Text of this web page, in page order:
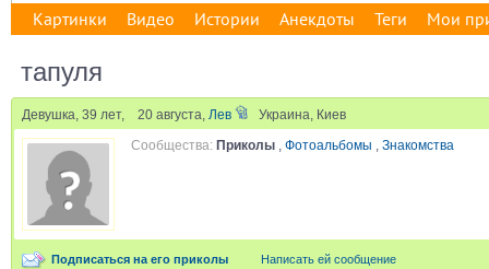
Картинки Видео Истории Анекдоты Теги Мои
тапуля
Девушка, 39 лет, 20 августа, Лев
Украина, Киев
Сообщества: Приколы , Фотоальбомы , Знакомства
Подписаться на его приколы Написать ей сообщение